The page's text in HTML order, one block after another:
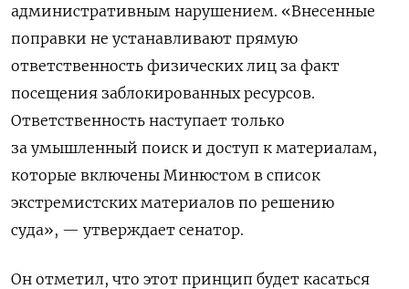
административным нарушением. «Внесенные
поправки не устанавливают прямую
ответственность физических лиц за факт
посещения заблокированных ресурсов.
Ответственность наступает только
за умышленный поиск и доступ к материалам,
которые включены Минюстом в список
экстремистских материалов по решению
суда», — утверждает сенатор.
Он отметил, что этот принцип будет касаться